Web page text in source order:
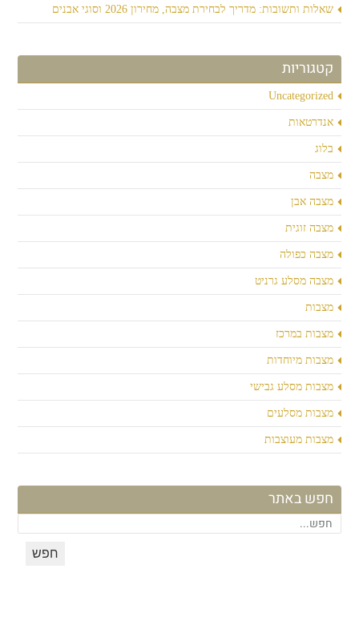
שאלות ותשובות: מדריך לבחירת מצבה, מחירון 2026 וסוגי אבנים
קטגוריות
Uncategorized
אנדרטאות
בלוג
מצבה
מצבה אבן
מצבה זוגית
מצבה כפולה
מצבה מסלע גרניט
מצבות
מצבות במרכז
מצבות מיוחדות
מצבות מסלע גבישי
מצבות מסלעים
מצבות מעוצבות
חפש באתר